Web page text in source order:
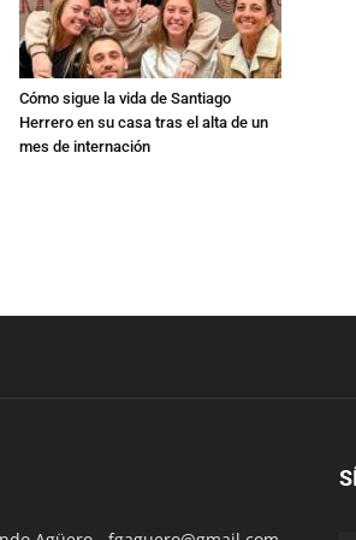
Cómo sigue la vida de Santiago
Herrero en su casa tras el alta de un
mes de internación